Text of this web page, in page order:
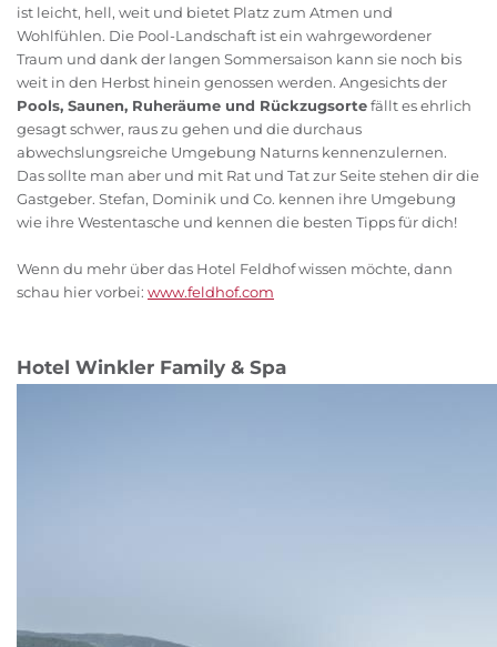
ist leicht, hell, weit und bietet Platz zum Atmen und
Wohlfühlen. Die Pool-Landschaft ist ein wahrgewordener
Traum und dank der langen Sommersaison kann sie noch bis
weit in den Herbst hinein genossen werden. Angesichts der
Pools, Saunen, Ruheräume und Rückzugsortefällt es ehrlich
gesagt schwer, raus zu gehen und die durchaus
abwechslungsreiche Umgebung Naturns kennenzulernen.
Das sollte man aber und mit Rat und Tat zur Seite stehen dir die
Gastgeber. Stefan, Dominik und Co. kennen ihre Umgebung
wie ihre Westentasche und kennen die besten Tipps für dich!
Wenn du mehr über das Hotel Feldhof wissen möchte, dann
schau hier vorbei: www.feldhof.com
Hotel Winkler Family & Spa